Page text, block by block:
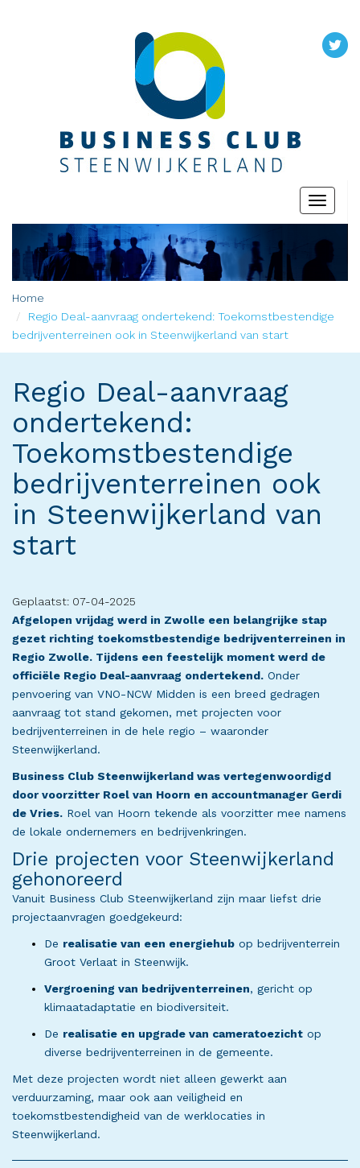
Toggle
Home
Regio Deal-aanvraag ondertekend: Toekomstbestendige
bedrijventerreinen ook in Steenwijkerland van start
Regio Deal-aanvraag
ondertekend:
Toekomstbestendige
bedrijventerreinen ook
in Steenwijkerland van
start
Geplaatst: 07-04-2025
Afgelopen vrijdag werd in Zwolle een belangrijke stap
gezet richting toekomstbestendige bedrijventerreinen in
Regio Zwolle. Tijdens een feestelijk moment werd de
officiële Regio Deal-aanvraag ondertekend. Onder
penvoering van VNO-NCW Midden is een breed gedragen
aanvraag tot stand gekomen, met projecten voor
bedrijventerreinen in de hele regio – waaronder
Steenwijkerland.
Business Club Steenwijkerland was vertegenwoordigd
door voorzitter Roel van Hoorn en accountmanager Gerdi
de Vries. Roel van Hoorn tekende als voorzitter mee namens
de lokale ondernemers en bedrijvenkringen.
Drie projecten voor Steenwijkerland
gehonoreerd
Vanuit Business Club Steenwijkerland zijn maar liefst drie
projectaanvragen goedgekeurd:
De realisatie van een energiehub op bedrijventerrein
Groot Verlaat in Steenwijk.
Vergroening van bedrijventerreinen, gericht op
klimaatadaptatie en biodiversiteit.
De realisatie en upgrade van cameratoezicht op
diverse bedrijventerreinen in de gemeente.
Met deze projecten wordt niet alleen gewerkt aan
verduurzaming, maar ook aan veiligheid en
toekomstbestendigheid van de werklocaties in
Steenwijkerland.